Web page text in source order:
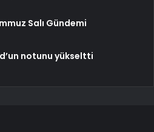
Salı Gündemi
notunu yükseltti